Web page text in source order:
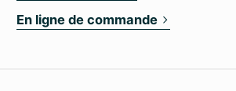
En ligne de commande